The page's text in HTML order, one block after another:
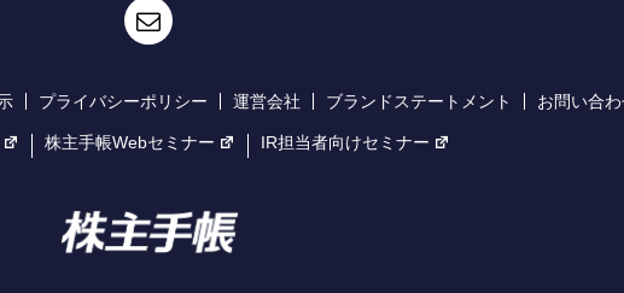
プライバシーポリシー 運営会社 ブランドステートメント お問い合
株主手帳Webセミナー IR担当者向けセミナー